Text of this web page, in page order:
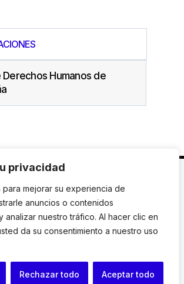
privacidad
para mejorar su experiencia de
anuncios o contenidos
analizar nuestro tráfico. Al hacer clic en
da su consentimiento a nuestro uso
Rechazar todo Aceptar todo
Derechos Humanos de
2n | 08002 Barcelona |T.: +34 93
Humans de Catalunya.
|Contacto